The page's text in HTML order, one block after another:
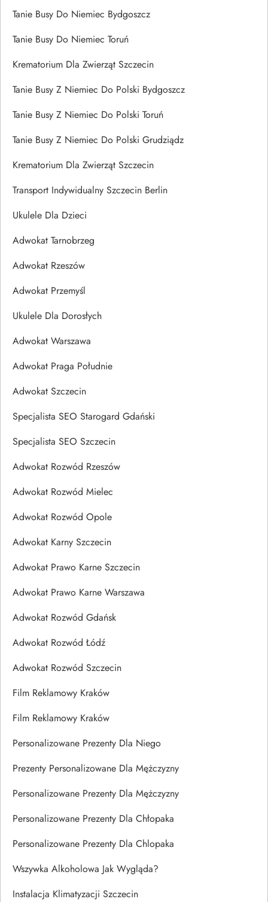
Tanie Busy Do Niemiec Bydgoszcz
Tanie Busy Do Niemiec Toruń
Krematorium Dla Zwierząt Szczecin
Tanie Busy Z Niemiec Do Polski Bydgoszcz
Tanie Busy Z Niemiec Do Polski Toruń
Tanie Busy Z Niemiec Do Polski Grudziądz
Krematorium Dla Zwierząt Szczecin
Transport Indywidualny Szczecin Berlin
Ukulele Dla Dzieci
Adwokat Tarnobrzeg
Adwokat Rzeszów
Adwokat Przemyśl
Ukulele Dla Dorosłych
Adwokat Warszawa
Adwokat Praga Południe
Adwokat Szczecin
Specjalista SEO Starogard Gdański
Specjalista SEO Szczecin
Adwokat Rozwód Rzeszów
Adwokat Rozwód Mielec
Adwokat Rozwód Opole
Adwokat Karny Szczecin
Adwokat Prawo Karne Szczecin
Adwokat Prawo Karne Warszawa
Adwokat Rozwód Gdańsk
Adwokat Rozwód Łódź
Adwokat Rozwód Szczecin
Film Reklamowy Kraków
Film Reklamowy Kraków
Personalizowane Prezenty Dla Niego
Prezenty Personalizowane Dla Mężczyzny
Personalizowane Prezenty Dla Mężczyzny
Personalizowane Prezenty Dla Chłopaka
Personalizowane Prezenty Dla Chlopaka
Wszywka Alkoholowa Jak Wygląda?
Instalacja Klimatyzacji Szczecin